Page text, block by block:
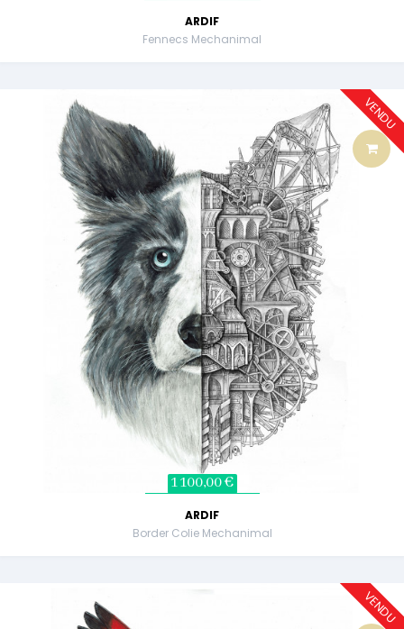
ARDIF
Fennecs Mechanimal
VENDU
1 100,00 €
ARDIF
Border Colie Mechanimal
VENDU